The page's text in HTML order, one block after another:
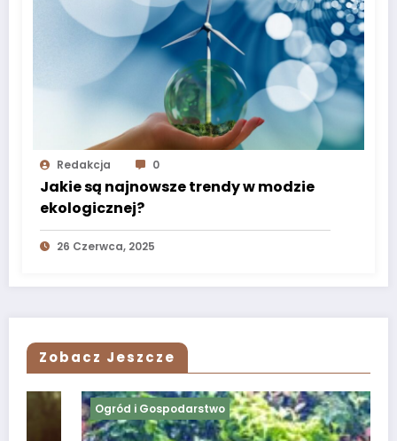
Redakcja 0
Jakie są najnowsze trendy w modzie
ekologicznej?
26 Czerwca, 2025
Zobacz Jeszcze
Ogród i Gospodarstwo